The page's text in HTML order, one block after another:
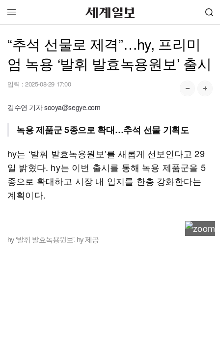
“추석 선물로 제격”…hy, 프리미
엄 녹용 ‘발휘 발효녹용원보’ 출시
입력 : 2025-08-29 17:00
김수연 기자 sooya@segye.com
녹용 제품군 5종으로 확대…추석 선물 기획도
hy는 ‘발휘 발효녹용원보’를 새롭게 선보인다고 29
일 밝혔다. hy는 이번 출시를 통해 녹용 제품군을 5
종으로 확대하고 시장 내 입지를 한층 강화한다는
계획이다.
hy ‘발휘 발효녹용원보’. hy 제공